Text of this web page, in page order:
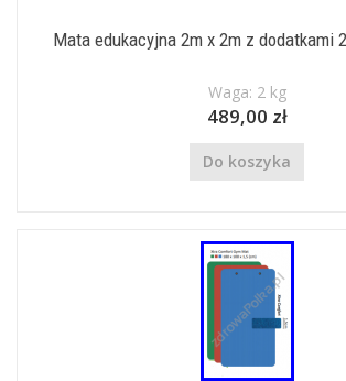
Mata edukacyjna 2m x 2m z dodatkami
Waga: 2 kg
489,00 zł
Do koszyka